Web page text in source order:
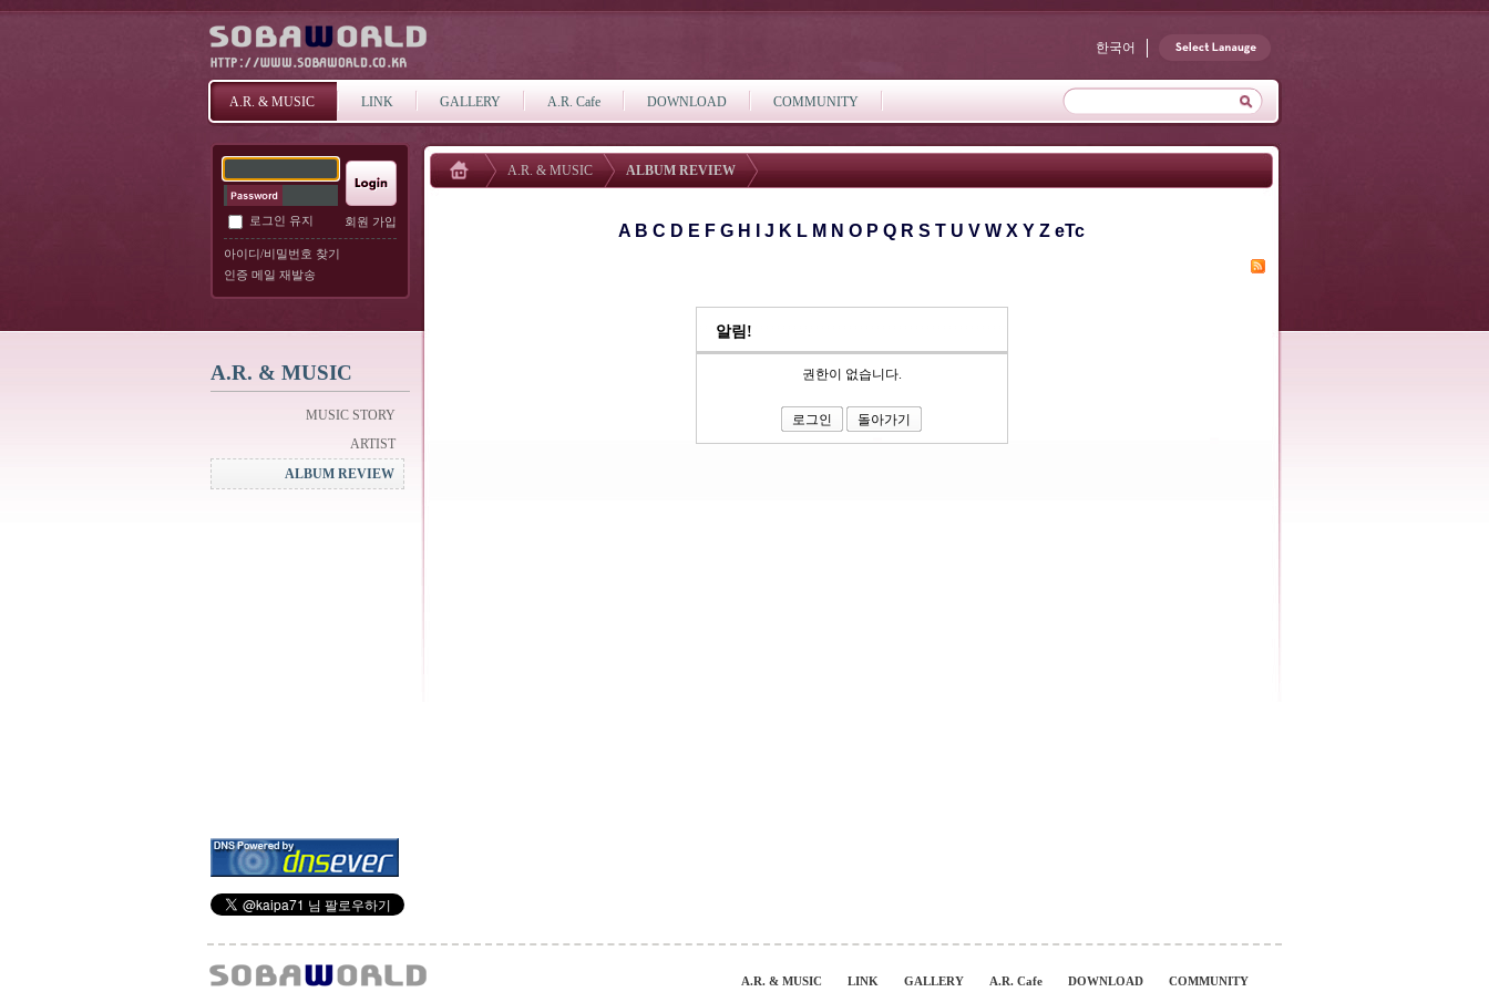
한국어
A.R. & MUSIC LINK GALLERY A.R. Cafe DOWNLOAD COMMUNITY
로그인 유지 회원 가입
아이디/비밀번호 찾기
인증 메일 재발송
A.R. & MUSIC
MUSIC STORY
ARTIST
ALBUM REVIEW
A.R. & MUSIC ALBUM REVIEW
A B C D E F G H J K L M N O P Q R S T U V W X Y Z eTc
알림!
권한이 없습니다.
로그인 돌아가기
A.R. & MUSIC LINK GALLERY A.R. Cafe DOWNLOAD COMMUNITY